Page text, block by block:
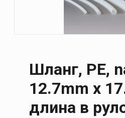
Шланг, PE,
12.7mm x
длина в